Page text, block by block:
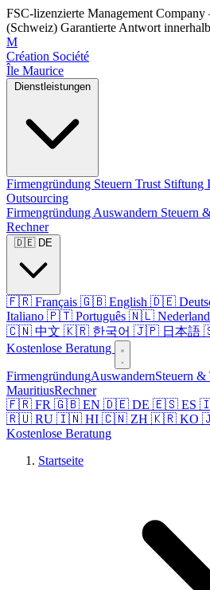
FSC-lizenzierte Management
(Schweiz) Garantierte Antwort
M
Création Société
Île Maurice
Firmengründung Steuern Trust Stiftung
Outsourcing
Firmengründung Auswandern Steuern
Rechner
🇫🇷 Français 🇬🇧 English 🇩🇪
Italiano 🇵🇹 Português 🇳🇱
🇨🇳 中文 🇰🇷 한국어 🇯🇵 日本語
Kostenlose Beratung
FirmengründungAuswandernSteuern &
MauritiusRechner
🇫🇷 FR 🇬🇧 EN 🇩🇪 DE 🇪🇸 ES
🇷🇺 RU 🇮🇳 HI 🇨🇳 ZH 🇰🇷 KO
Kostenlose Beratung
Startseite